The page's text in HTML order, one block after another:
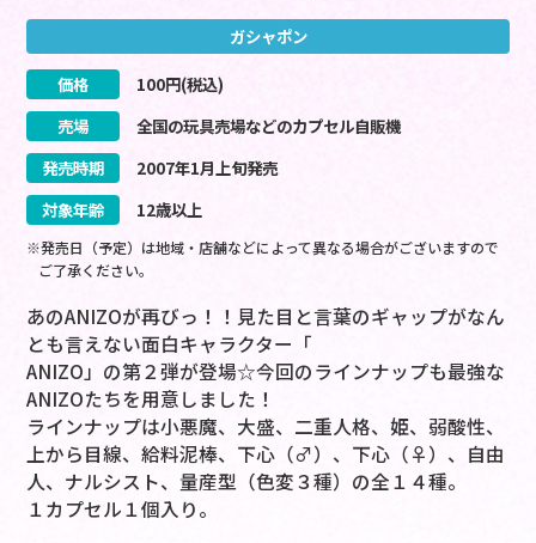
ガシャポン
価格 100円(税込)
売場
全国の玩具売場などのカプセル自販機
発売時期
2007年1月上旬発売
対象年齢
12歳以上
※発売日（予定）は地域・店舗などによって異なる場合がございますので
ご了承ください。
あのANIZOが再びっ！！見た目と言葉のギャップがなん
とも言えない面白キャラクター「
ANIZO」の第２弾が登場☆今回のラインナップも最強な
ANIZOたちを用意しました！
ラインナップは小悪魔、大盛、二重人格、姫、弱酸性、
上から目線、給料泥棒、下心（♂）、下心（♀）、自由
人、ナルシスト、量産型（色変３種）の全１４種。
１カプセル１個入り。